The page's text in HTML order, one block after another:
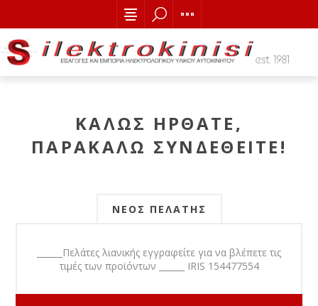
ΚΑΛΏΣ ΉΡΘΑΤΕ,
ΠΑΡΑΚΑΛΏ ΣΥΝΔΕΘΕΊΤΕ!
ΝΈΟΣ ΠΕΛΆΤΗΣ
______Πελάτες λιανικής εγγραφείτε για να βλέπετε τις
τιμές των προϊόντων ______ IRIS 154477554